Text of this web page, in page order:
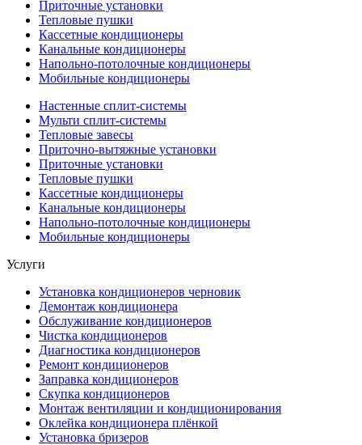
Приточные установки
Тепловые пушки
Кассетные кондиционеры
Канальные кондиционеры
Напольно-потолочные кондиционеры
Мобильные кондиционеры
Настенные сплит-системы
Мульти сплит-системы
Тепловые завесы
Приточно-вытяжные установки
Приточные установки
Тепловые пушки
Кассетные кондиционеры
Канальные кондиционеры
Напольно-потолочные кондиционеры
Мобильные кондиционеры
Услуги
Установка кондиционеров черновик
Демонтаж кондиционера
Обслуживание кондиционеров
Чистка кондиционеров
Диагностика кондиционеров
Ремонт кондиционеров
Заправка кондиционеров
Скупка кондиционеров
Монтаж вентиляции и кондиционирования
Оклейка кондиционера плёнкой
Установка бризеров